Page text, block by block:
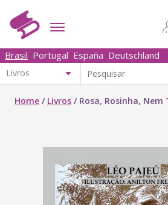
Brasil Portugal España Deutschland
Home / Livros / Rosa, Rosinha,